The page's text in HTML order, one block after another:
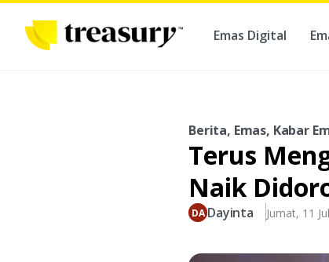
Emas Digital
Berita, Emas, Kabar
Terus
Naik
Dayinta Jumat, 11